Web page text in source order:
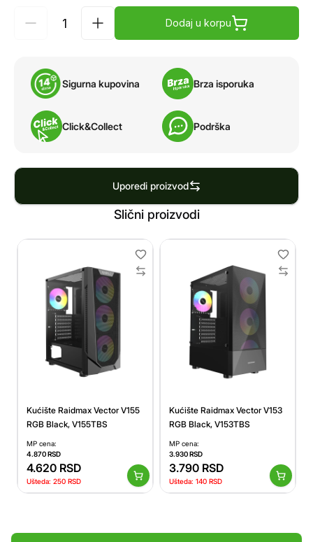
Dodaj u korpu
Sigurna kupovina Brza isporuka
Click&Collect Podrška
Uporedi proizvod
Slični proizvodi
Kućište Raidmax Vector V155
RGB Black, V155TBS
MP cena:
4.870RSD
4.620 RSD
Ušteda: 250 RSD
Kućište Raidmax Vector V153
RGB Black, V153TBS
MP cena:
3.930RSD
3.790 RSD
Ušteda: 140 RSD